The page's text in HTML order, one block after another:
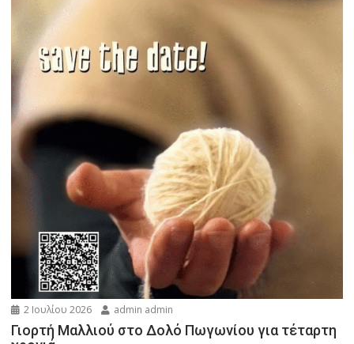
2 Ιουλίου 2026 admin admin
Γιορτή Μαλλιού στο Δολό Πωγωνίου για τέταρτη